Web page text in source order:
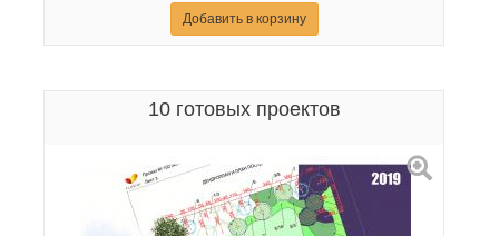
Добавить в корзину
10 готовых проектов